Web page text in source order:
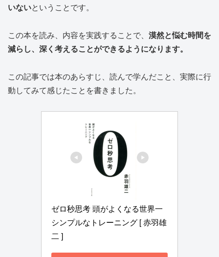
いないということです。
この本を読み、内容を実践することで、 漠然と悩む時間を
減らし、深く考えることができるようになります。
この記事では本のあらすじ、読んで学んだこと、実際に行
動してみて感じたことを書きました。
ゼロ秒思考 頭がよくなる世界一
シンプルなトレーニング [ 赤羽雄
二 ]